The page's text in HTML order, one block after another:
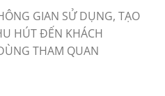
GIAN SỬ DỤNG, TẠO
HÚT ĐẾN KHÁCH
THAM QUAN